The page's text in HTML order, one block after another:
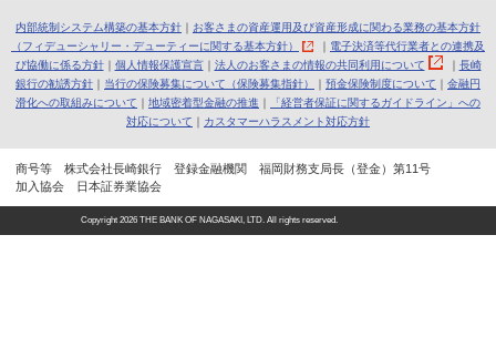
内部統制システム構築の基本方針 ｜ お客さまの資産運用及び資産形成に関わる業務の基本方針
（フィデューシャリー・デューティーに関する基本方針）
｜ 電子決済等代行業者との連携及
び協働に係る方針｜ 個人情報保護宣言｜ 法人のお客さまの情報の共同利用について ｜ 長崎
銀行の勧誘方針 ｜ 当行の保険募集について（保険募集指針） ｜ 預金保険制度について ｜ 金融円
滑化への取組みについて ｜ 地域密着型金融の推進 ｜
「経営者保証に関するガイドライン」への
対応について ｜ カスタマーハラスメント対応方針
商号等 株式会社長崎銀行 登録金融機関 福岡財務支局長（登金）第11号
加入協会 日本証券業協会
Copyright 2026 THE BANK OF NAGASAKI, LTD. All rights reserved.